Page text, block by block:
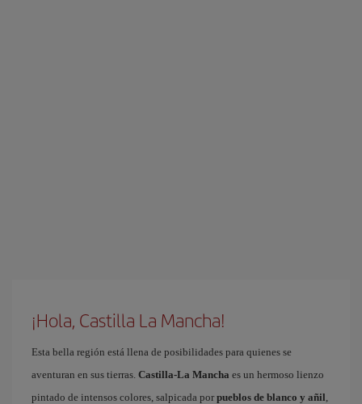
¡Hola, Castilla La Mancha!
Esta bella región está llena de posibilidades para quienes se
aventuran en sus tierras. Castilla-La Mancha es un hermoso lienzo
pintado de intensos colores, salpicada por pueblos de blanco y añil